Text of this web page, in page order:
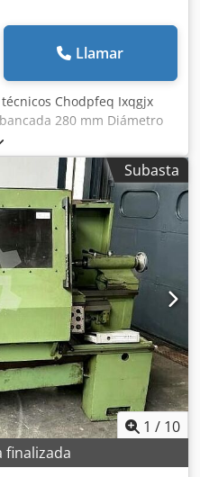
Llamar
técnicos Chodpfeq Ixqgjx
280 mm Diámetro
de giro: 680
pasos rpm Diámetro del
superior 150 mm Soporte
la caña del contrapunto
0,9 kW Peso de la máquina
transporte LxAnxAl:
Subasta
1 / 10
finalizada